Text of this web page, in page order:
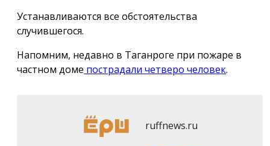
Устанавливаются все обстоятельства
случившегося.
Напомним, недавно в Таганроге при пожаре в
частном доме пострадали четверо человек.
ruffnews.ru